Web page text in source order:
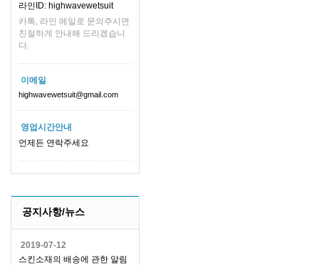
라인ID: highwavewetsuit
카톡, 라인 메일로 문의주시면
친절하게 안내해 드리겠습니
다.
이메일
highwavewetsuit@gmail.com
영업시간안내
언제든 연락주세요
공지사항/뉴스
2019-07-12
스킨소재의 배송에 관한 알림